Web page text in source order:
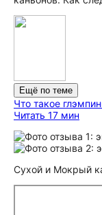
Ещё по теме
Что такое
Читать 17 мин
Сухой и Мокрый